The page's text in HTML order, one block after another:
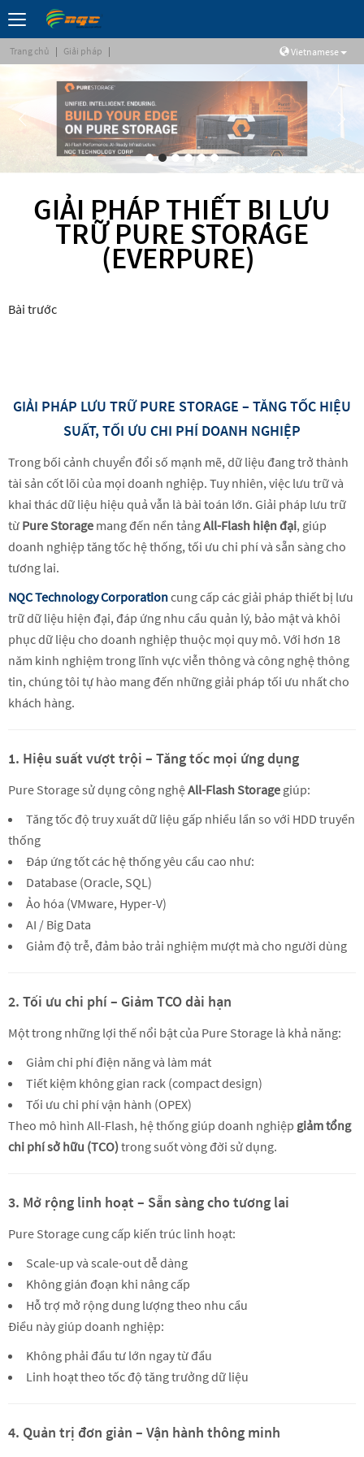
Trang chủ | Giải pháp | Vietnamese
GIẢI PHÁP THIẾT BỊ LƯU
TRỮ PURE STORAGE
(EVERPURE)
Bài trước
GIẢI PHÁP LƯU TRỮ PURE STORAGE – TĂNG TỐC HIỆU
SUẤT, TỐI ƯU CHI PHÍ DOANH NGHIỆP
Trong bối cảnh chuyển đổi số mạnh mẽ, dữ liệu đang trở thành
tài sản cốt lõi của mọi doanh nghiệp. Tuy nhiên, việc lưu trữ và
khai thác dữ liệu hiệu quả vẫn là bài toán lớn. Giải pháp lưu trữ
từ Pure Storage mang đến nền tảngAll-Flash hiện đại, giúp
doanh nghiệp tăng tốc hệ thống, tối ưu chi phí và sẵn sàng cho
tương lai.
NQC Technology Corporationcung cấp các giải pháp thiết bị lưu
trữ dữ liệu hiện đại, đáp ứng nhu cầu quản lý, bảo mật và khôi
phục dữ liệu cho doanh nghiệp thuộc mọi quy mô. Với hơn 18
năm kinh nghiệm trong lĩnh vực viễn thông và công nghệ thông
tin, chúng tôi tự hào mang đến những giải pháp tối ưu nhất cho
khách hàng.
1. Hiệu suất vượt trội – Tăng tốc mọi ứng dụng
Pure Storage sử dụng công nghệAll-Flash Storage giúp:
Tăng tốc độ truy xuất dữ liệu gấp nhiều lần so với HDD truyền
thống
Đáp ứng tốt các hệ thống yêu cầu cao như:
Database (Oracle, SQL)
Ảo hóa (VMware, Hyper-V)
AI / Big Data
Giảm độ trễ, đảm bảo trải nghiệm mượt mà cho người dùng
2. Tối ưu chi phí – Giảm TCO dài hạn
Một trong những lợi thế nổi bật của Pure Storage là khả năng:
Giảm chi phí điện năng và làm mát
Tiết kiệm không gian rack (compact design)
Tối ưu chi phí vận hành (OPEX)
Theo mô hình All-Flash, hệ thống giúp doanh nghiệp giảm tổng
chi phí sở hữu (TCO)trong suốt vòng đời sử dụng.
3. Mở rộng linh hoạt – Sẵn sàng cho tương lai
Pure Storage cung cấp kiến trúc linh hoạt:
Scale-up và scale-out dễ dàng
Không gián đoạn khi nâng cấp
Hỗ trợ mở rộng dung lượng theo nhu cầu
Điều này giúp doanh nghiệp:
Không phải đầu tư lớn ngay từ đầu
Linh hoạt theo tốc độ tăng trưởng dữ liệu
4. Quản trị đơn giản – Vận hành thông minh